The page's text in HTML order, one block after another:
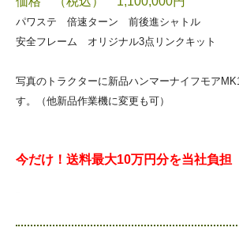
パワステ 倍速ターン 前後進シャトル
安全フレーム オリジナル3点リンクキット
写真のトラクターに新品ハンマーナイフモア
す。（他新品作業機に変更も可）
今だけ！送料最大10万円分を当社負担